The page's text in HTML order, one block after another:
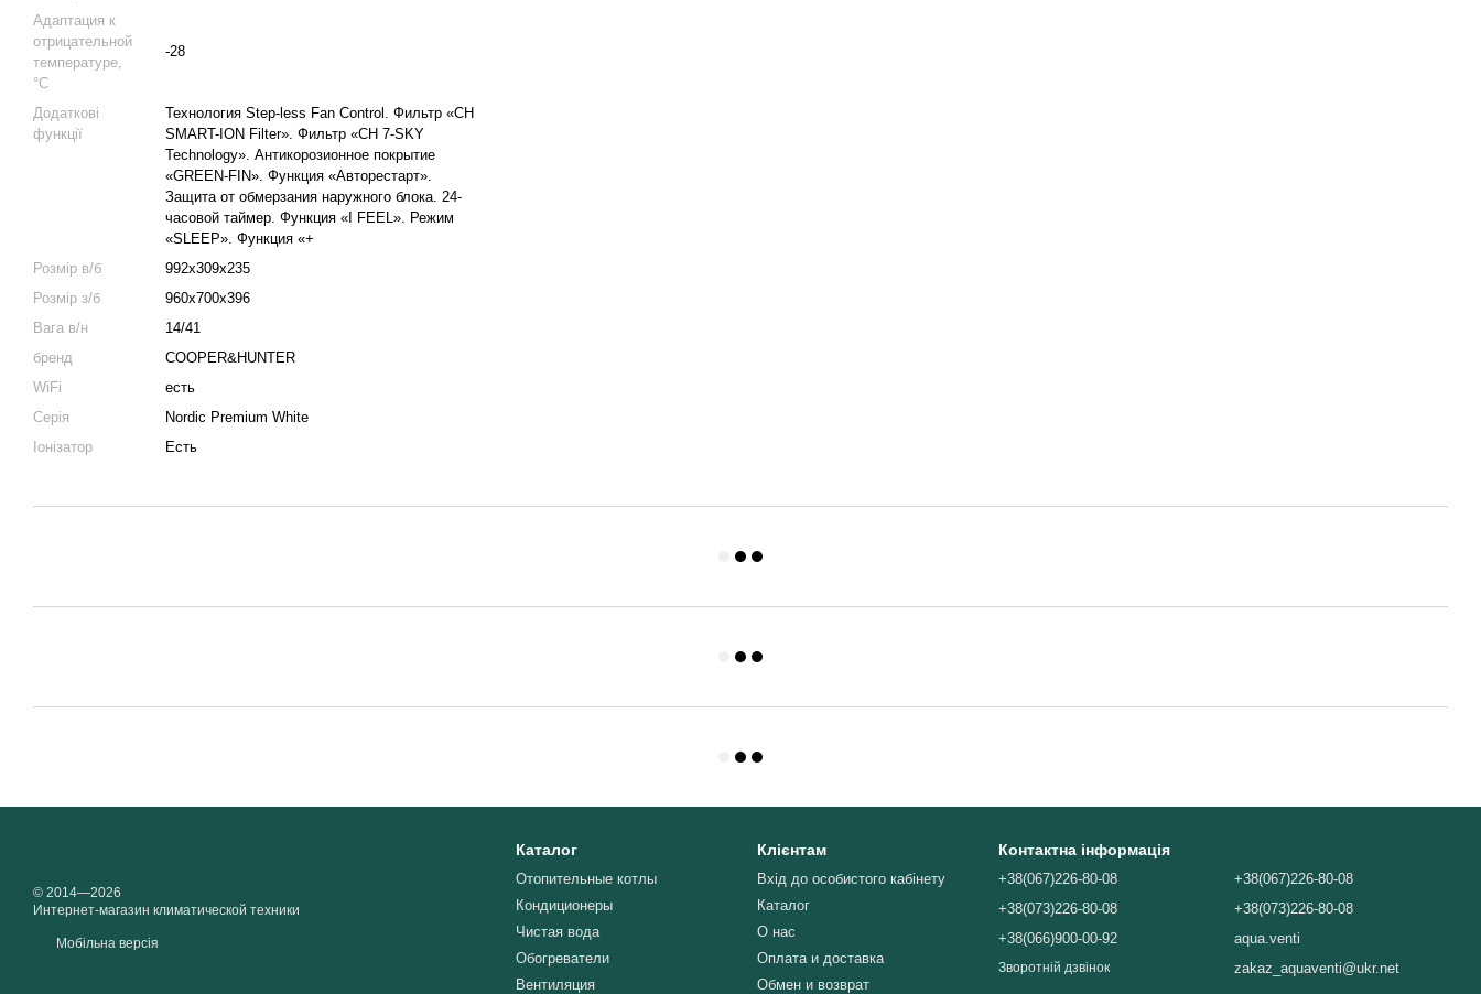
Адаптация к
отрицательной
температуре,
°C
-28
Додаткові
функції
Технология Step-less Fan Control. Фильтр «CH
SMART-ION Filter». Фильтр «CH 7-SKY
Technology». Антикорозионное покрытие
«GREEN-FIN». Функция «Авторестарт».
Защита oт обмерзания наружного блока. 24-
часовой таймер. Функция «I FEEL». Режим
«SLEEP». Функция «+
Розмір в/б
992х309х235
Розмір з/б
960х700х396
Вага в/н
14/41
бренд
COOPER&HUNTER
WiFi
есть
Серія
Nordic Premium White
Іонізатор
Есть
© 2014—2026
Интернет-магазин климатической техники
Мобільна версія
Каталог
Отопительные котлы
Кондиционеры
Чистая вода
Обогреватели
Вентиляция
Клієнтам
Вхід до особистого кабінету
Каталог
О нас
Оплата и доставка
Обмен и возврат
Контактна інформація
+38(067)226-80-08
+38(073)226-80-08
+38(066)900-00-92
Зворотній дзвінок
+38(067)226-80-08
+38(073)226-80-08
aqua.venti
zakaz_aquaventi@ukr.net